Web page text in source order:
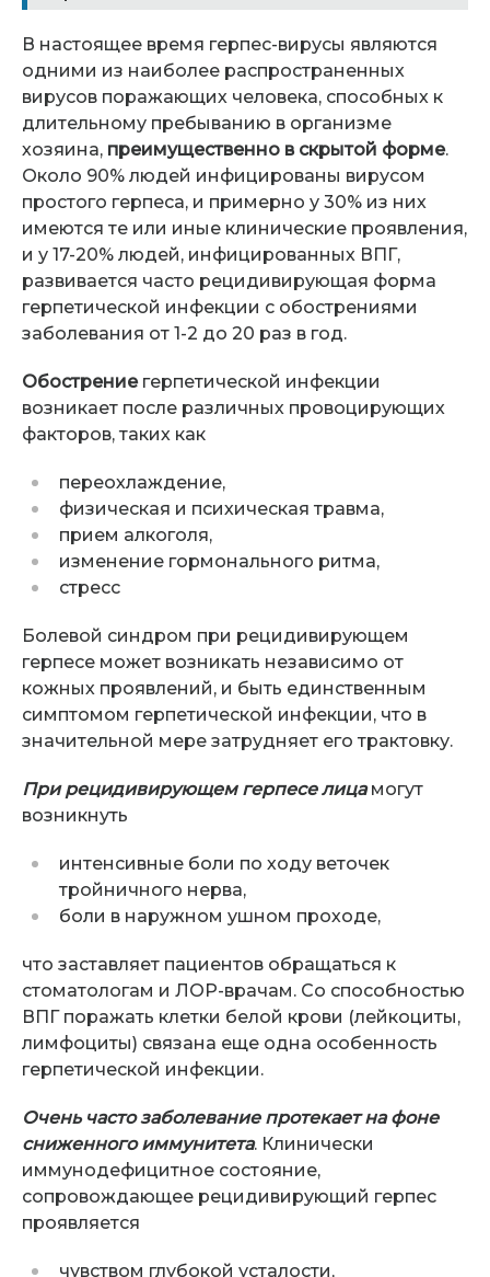
В настоящее время герпес-вирусы являются
одними из наиболее распространенных
вирусов поражающих человека, способных к
длительному пребыванию в организме
хозяина, преимущественно в скрытой форме.
Около 90% людей инфицированы вирусом
простого герпеса, и примерно у 30% из них
имеются те или иные клинические проявления,
и у 17-20% людей, инфицированных ВПГ,
развивается часто рецидивирующая форма
герпетической инфекции с обострениями
заболевания от 1-2 до 20 раз в год.
Обострениегерпетической инфекции
возникает после различных провоцирующих
факторов, таких как
переохлаждение,
физическая и психическая травма,
прием алкоголя,
изменение гормонального ритма,
стресс
Болевой синдром при рецидивирующем
герпесе может возникать независимо от
кожных проявлений, и быть единственным
симптомом герпетической инфекции, что в
значительной мере затрудняет его трактовку.
При рецидивирующем герпесе лицамогут
возникнуть
интенсивные боли по ходу веточек
тройничного нерва,
боли в наружном ушном проходе,
что заставляет пациентов обращаться к
стоматологам и ЛОР-врачам. Со способностью
ВПГ поражать клетки белой крови (лейкоциты,
лимфоциты) связана еще одна особенность
герпетической инфекции.
Очень часто заболевание протекает на фоне
сниженного иммунитета. Клинически
иммунодефицитное состояние,
сопровождающее рецидивирующий герпес
проявляется
чувством глубокой усталости,